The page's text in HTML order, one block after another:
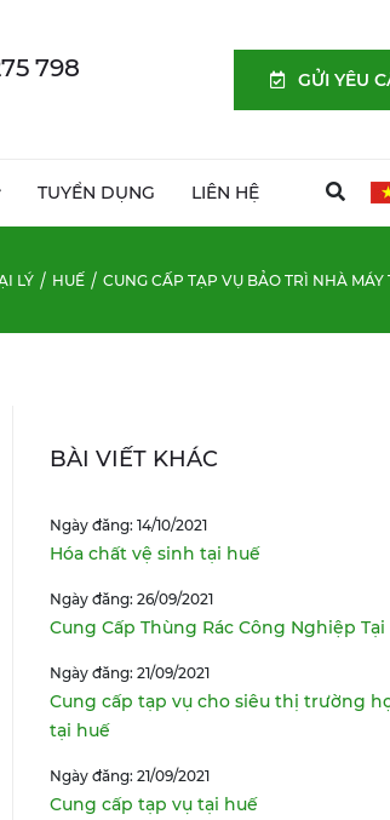
TUYỂN DỤNG LIÊN HỆ
798 GỬI YÊU
LÝ HUẾ CUNG CẤP TẠP VỤ BẢO TRÌ NHÀ MÁY
BÀI VIẾT KHÁC
Ngày đăng: 14/10/2021
Hóa chất vệ sinh tại huế
Ngày đăng: 26/09/2021
Cung Cấp Thùng Rác Công Nghiệp Tại
Ngày đăng: 21/09/2021
Cung cấp tạp vụ cho siêu thị trường
tại huế
Ngày đăng: 21/09/2021
Cung cấp tạp vụ tại huế